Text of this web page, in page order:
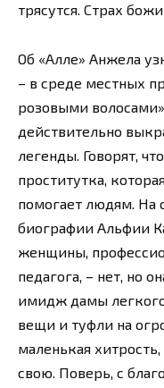
трясутся. Страх
Об «Алле» Анжела
– в среде местных
розовыми
действительно
легенды. Говорят,
проститутка,
помогает людям. На
биографии Альфии
женщины,
педагога, – нет, но
имидж дамы
вещи и туфли на
маленькая
свою. Поверь, с